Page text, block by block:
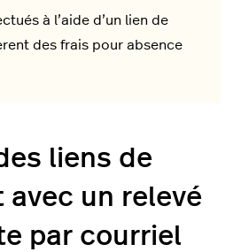
à l’aide d’un lien de
des frais pour absence
liens de
avec un relevé
par courriel